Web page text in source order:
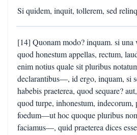
Si quidem, inquit, tollerem, sed
[14] Quonam modo? inquam. si una
quod honestum appellas, rectum,
enim notius quale sit pluribus
declarantibus—, id ergo, inquam, si
habebis praeterea, quod sequare?
quod turpe, inhonestum,
foedum—ut hoc quoque pluribus
faciamus—, quid praeterea dices